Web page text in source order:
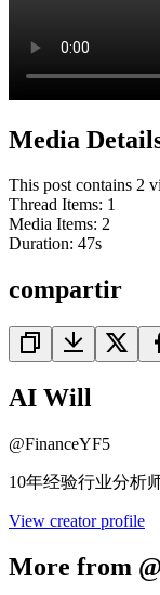
Media
This post contains 2
Thread Items: 1
Media Items: 2
Duration: 47s
compartir
AI Will
@FinanceYF5
10年经验行业分析
View creator profile
More from